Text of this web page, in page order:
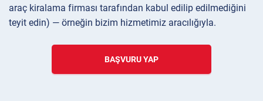
araç kiralama firması tarafından kabul edilip edilmediğini
teyit edin) — örneğin bizim hizmetimiz aracılığıyla.
BAŞVURU YAP